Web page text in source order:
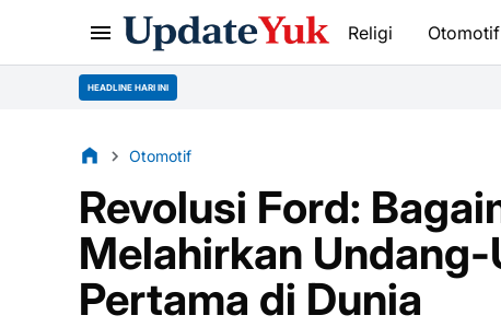
Religi Otomotif
HEADLINE HARI INI
Otomotif
Revolusi Ford:
Melahirkan Undang-
Pertama di Dunia